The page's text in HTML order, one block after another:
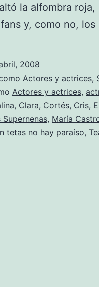
la alfombra
y, como no,
2008
Actores y actrices,
Actores y actrices,
, Clara, Cortés, Cris,
Supernenas, María
tetas no hay paraíso,